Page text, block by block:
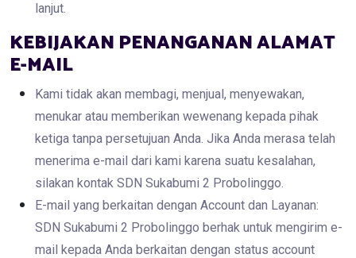
lanjut.
KEBIJAKAN PENANGANAN ALAMAT
E-MAIL
Kami tidak akan membagi, menjual, menyewakan,
menukar atau memberikan wewenang kepada pihak
ketiga tanpa persetujuan Anda. Jika Anda merasa telah
menerima e-mail dari kami karena suatu kesalahan,
silakan kontak SDN Sukabumi 2 Probolinggo.
E-mail yang berkaitan dengan Account dan Layanan:
SDN Sukabumi 2 Probolinggo berhak untuk mengirim e-
mail kepada Anda berkaitan dengan status account